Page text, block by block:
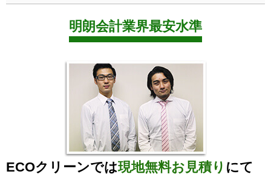
明朗会計業界最安水準
ECOクリーンでは現地無料お見積り にて